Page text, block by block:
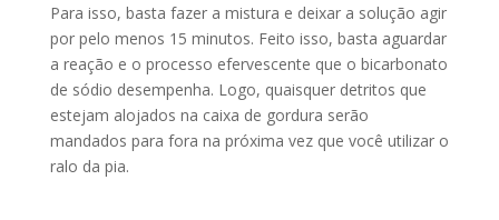
Para isso, basta fazer a mistura e deixar a solução agir
por pelo menos 15 minutos. Feito isso, basta aguardar
a reação e o processo efervescente que o bicarbonato
de sódio desempenha. Logo, quaisquer detritos que
estejam alojados na caixa de gordura serão
mandados para fora na próxima vez que você utilizar o
ralo da pia.